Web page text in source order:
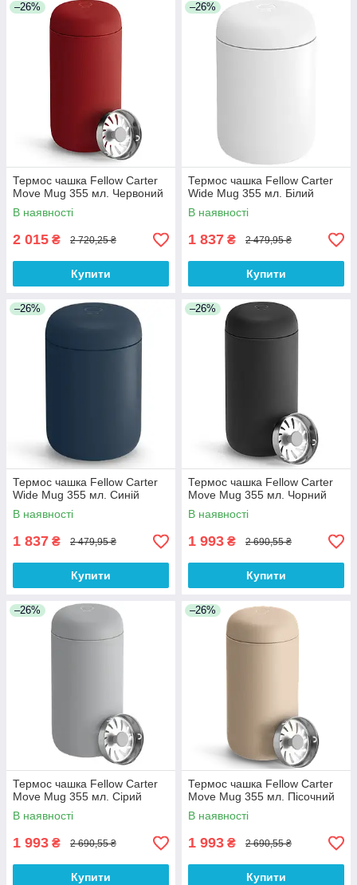
–26%
Термос чашка Fellow Carter
Move Mug 355 мл. Червоний
В наявності
2 015 ₴ 2 720,25 ₴
Купити
–26%
Термос чашка Fellow Carter
Wide Mug 355 мл. Білий
В наявності
1 837 ₴ 2 479,95 ₴
Купити
–26%
Термос чашка Fellow Carter
Wide Mug 355 мл. Синій
В наявності
1 837 ₴ 2 479,95 ₴
Купити
–26%
Термос чашка Fellow Carter
Move Mug 355 мл. Чорний
В наявності
1 993 ₴ 2 690,55 ₴
Купити
–26%
Термос чашка Fellow Carter
Move Mug 355 мл. Сірий
В наявності
1 993 ₴ 2 690,55 ₴
Купити
–26%
Термос чашка Fellow Carter
Move Mug 355 мл. Пісочний
В наявності
1 993 ₴ 2 690,55 ₴
Купити